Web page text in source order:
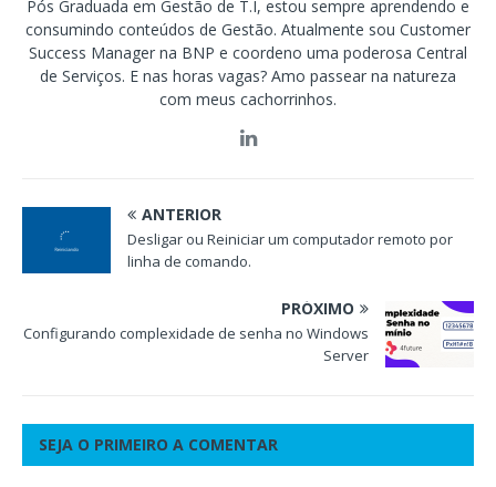
Pós Graduada em Gestão de T.I, estou sempre aprendendo e
consumindo conteúdos de Gestão. Atualmente sou Customer
Success Manager na BNP e coordeno uma poderosa Central
de Serviços. E nas horas vagas? Amo passear na natureza
com meus cachorrinhos.
ANTERIOR
Desligar ou Reiniciar um computador remoto por
linha de comando.
PRÓXIMO
Configurando complexidade de senha no Windows
Server
SEJA O PRIMEIRO A COMENTAR